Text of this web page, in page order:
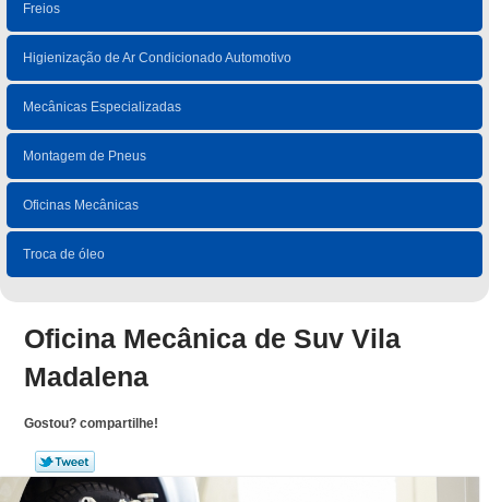
Freios
Higienização de Ar Condicionado Automotivo
Mecânicas Especializadas
Montagem de Pneus
Oficinas Mecânicas
Troca de óleo
Oficina Mecânica de Suv Vila
Madalena
Gostou? compartilhe!